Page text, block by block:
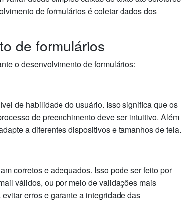
de formulários é coletar dados dos
de formulários
o desenvolvimento de formulários:
de habilidade do usuário. Isso significa que os
de preenchimento deve ser intuitivo. Além
a diferentes dispositivos e tamanhos de tela.
corretos e adequados. Isso pode ser feito por
válidos, ou por meio de validações mais
erros e garante a integridade das